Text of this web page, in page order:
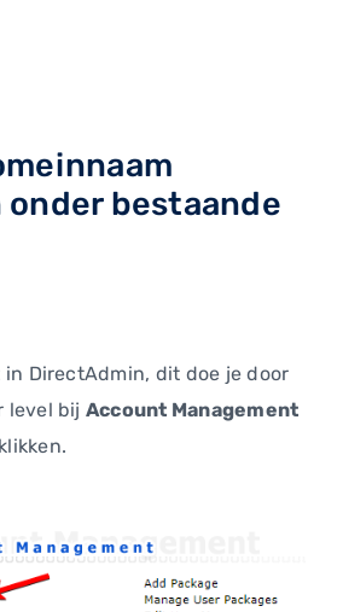
onder bestaande
in DirectAdmin, dit doe je door
level bij Account Management